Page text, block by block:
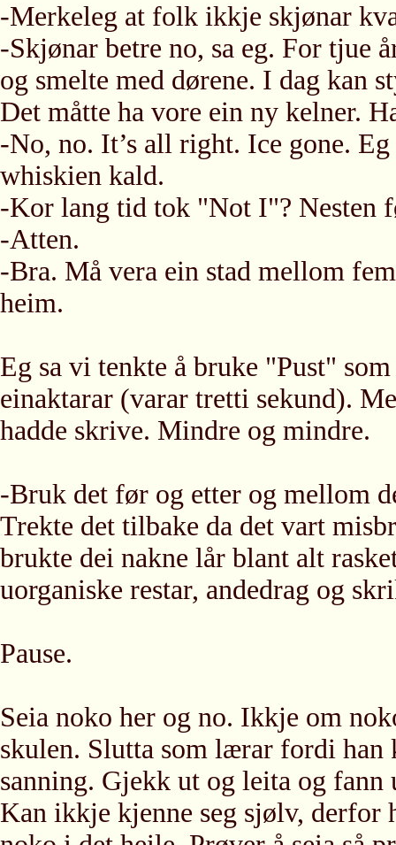
-Merkeleg at folk ikkje skjønar
-Skjønar betre no, sa eg. For tjue
og smelte med dørene. I dag kan
Det måtte ha vore ein ny kelner.
-No, no. It’s all right. Ice gone.
whiskien kald.
-Kor lang tid tok "Not I"? Nesten
-Atten.
-Bra. Må vera ein stad mellom
heim.
Eg sa vi tenkte å bruke "Pust"
einaktarar (varar tretti sekund).
hadde skrive. Mindre og mindre.
-Bruk det før og etter og mellom
Trekte det tilbake da det vart
brukte dei nakne lår blant alt
uorganiske restar, andedrag og
Pause.
Seia noko her og no. Ikkje om
skulen. Slutta som lærar fordi han
sanning. Gjekk ut og leita og
Kan ikkje kjenne seg sjølv,